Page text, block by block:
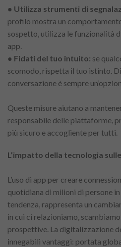
● Utilizza strumenti di
profilo mostra un
sospetto, utilizza le funzionalità
app.
● Fidati del tuo intuito: se
scomodo, rispetta il tuo istinto.
conversazione è sempre
Queste misure aiutano a
responsabile delle piattaforme,
più sicuro e accogliente per tutti.
L’impatto della tecnologia
L’uso di app per creare
quotidiana di milioni di persone
tendenza, rappresenta un
in cui ci relazioniamo,
prospettive. La digitalizzazione
innegabili vantaggi: portata